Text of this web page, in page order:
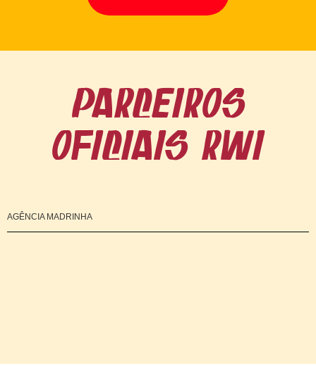
parceiros
oficiais rwi
AGÊNCIA MADRINHA